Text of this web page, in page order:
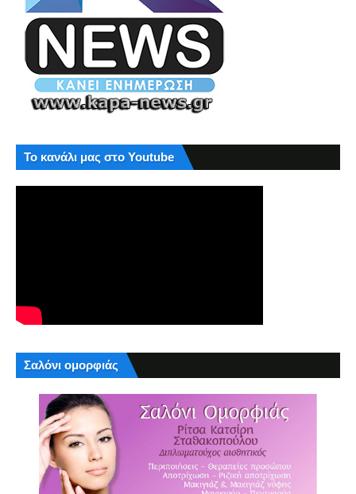
Το κανάλι μας στο Youtube
Σαλόνι ομορφιάς